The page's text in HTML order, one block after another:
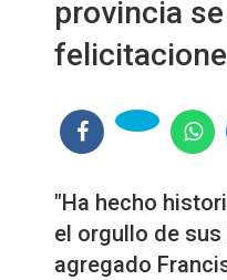
provincia
"Ha hecho
el orgullo de sus
agregado